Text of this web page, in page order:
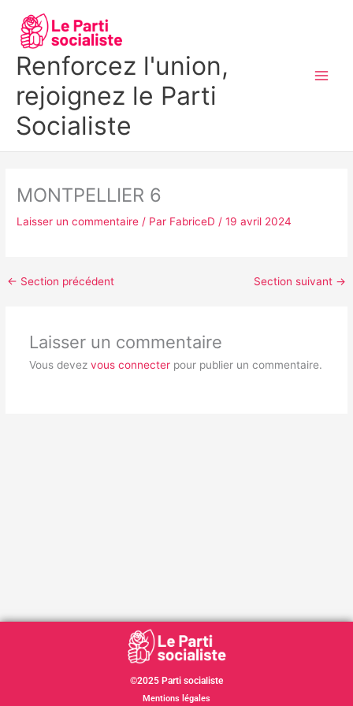
contenu
Renforcez l'union,
rejoignez le Parti
Socialiste
MONTPELLIER 6
Laisser un commentaire / Par FabriceD/19 avril 2024
← Section précédent Section suivant →
Laisser un commentaire
Vous devez vous connecterpour publier un commentaire.
©2025 Parti socialiste
Mentions légales